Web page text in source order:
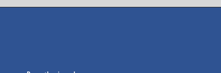
open